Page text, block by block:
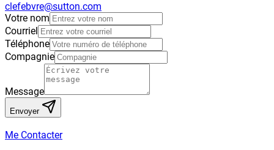
clefebvre@sutton.com
Votre nom
Courriel
Téléphone
Compagnie
Message
Envoyer
Me Contacter